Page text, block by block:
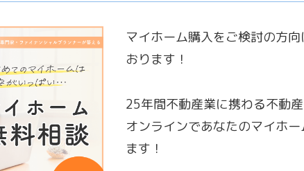
マイホーム購入をご検討の方
おります！
25年間不動産業に携わる不動
オンラインであなたのマイホ
ます！